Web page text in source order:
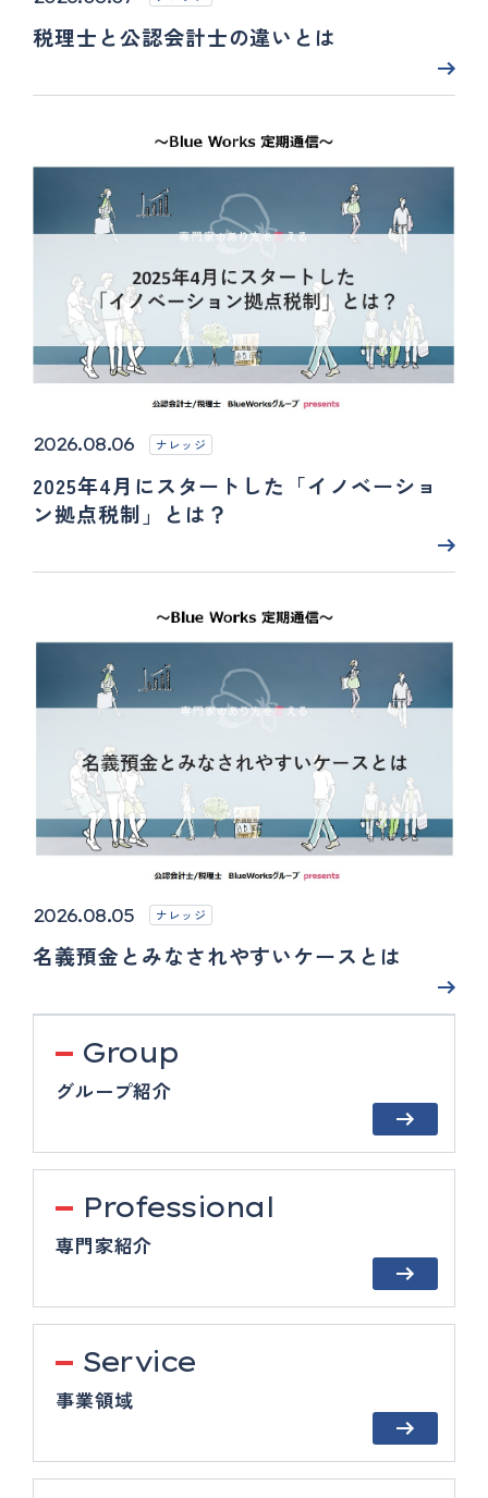
税理士と公認会計士の違いとは
2026.08.06 ナレッジ
2025年4月にスタートした「イノベーショ
ン拠点税制」とは？
2026.08.05 ナレッジ
名義預金とみなされやすいケースとは
Group
グループ紹介
Professional
専門家紹介
Service
事業領域